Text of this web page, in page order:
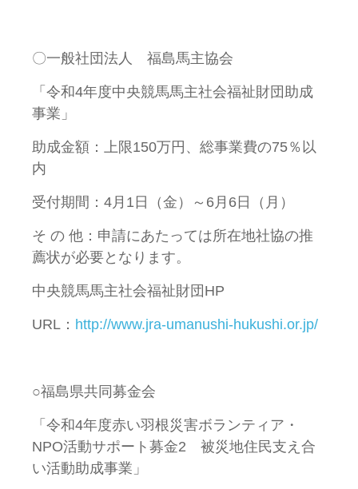
〇一般社団法人 福島馬主協会
「令和4年度中央競馬馬主社会福祉財団助成
事業」
助成金額：上限150万円、総事業費の75％以
内
受付期間：4月1日（金）～6月6日（月）
そ の 他：申請にあたっては所在地社協の推
薦状が必要となります。
中央競馬馬主社会福祉財団HP
URL： http://www.jra-umanushi-hukushi.or.jp/
○福島県共同募金会
「令和4年度赤い羽根災害ボランティア・
NPO活動サポート募金2 被災地住民支え合
い活動助成事業」